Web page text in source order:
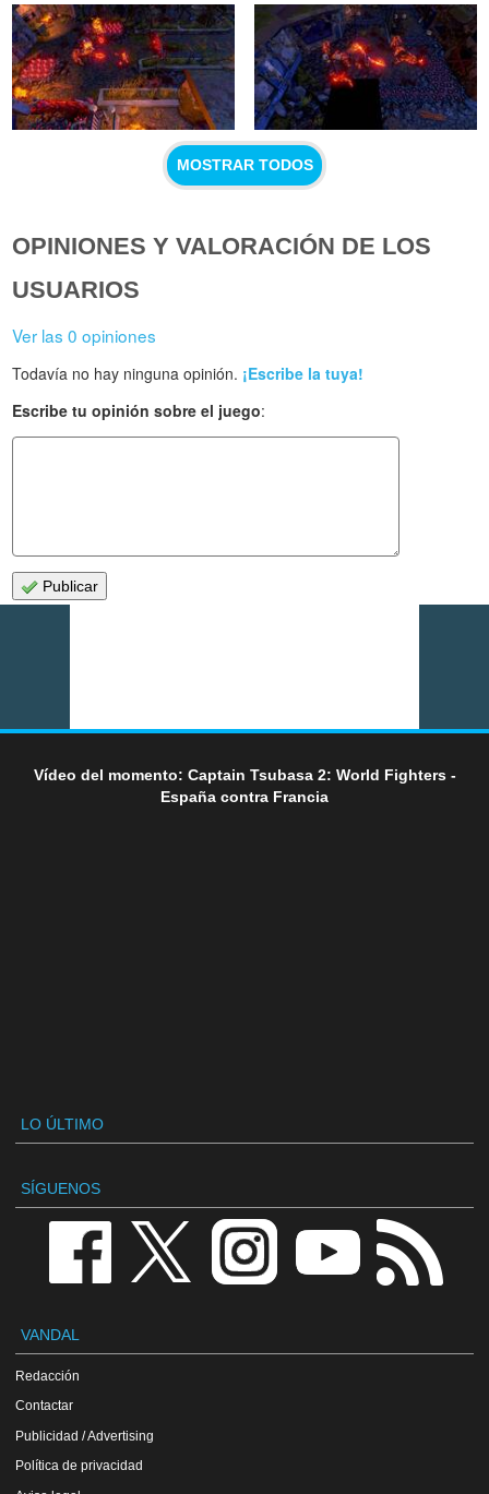
MOSTRAR TODOS
OPINIONES Y VALORACIÓN DE LOS
USUARIOS
Ver las 0 opiniones
Todavía no hay ninguna opinión. ¡Escribe la tuya!
Escribe tu opinión sobre el juego:
Publicar
Vídeo del momento: Captain Tsubasa 2: World Fighters -
España contra Francia
LO ÚLTIMO
SÍGUENOS
VANDAL
Redacción
Contactar
Publicidad / Advertising
Política de privacidad